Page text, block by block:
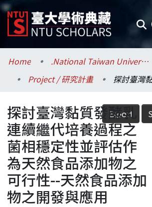
Communities & Collections
Research Outputs
Fundings & Projects
Researchers
Organizations
Statistics
Home
.National Taiwan University / 國立臺灣大學
Project / 研究計畫
Export
探討臺灣黏質發酵乳
連續繼代培養過程之
菌相穩定性並評估作
為天然食品添加物之
可行性--天然食品添加
物之開發與應用